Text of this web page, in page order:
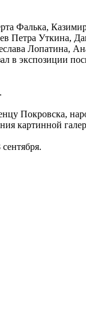
Фалька,
Петра Уткина,
Лопатина,
в экспозиции
Покровска,
картинной